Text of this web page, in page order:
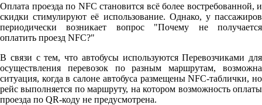
Оплата проезда по NFC становится всё более востребованной, и
скидки стимулируют её использование. Однако, у пассажиров
периодически возникает вопрос "Почему не получается
оплатить проезд NFC?"
В связи с тем, что автобусы используются Перевозчиками для
осуществления перевозок по разным маршрутам, возможна
ситуация, когда в салоне автобуса размещены NFC-таблички, но
рейс выполняется по маршруту, на котором возможность оплаты
проезда по QR-коду не предусмотрена.